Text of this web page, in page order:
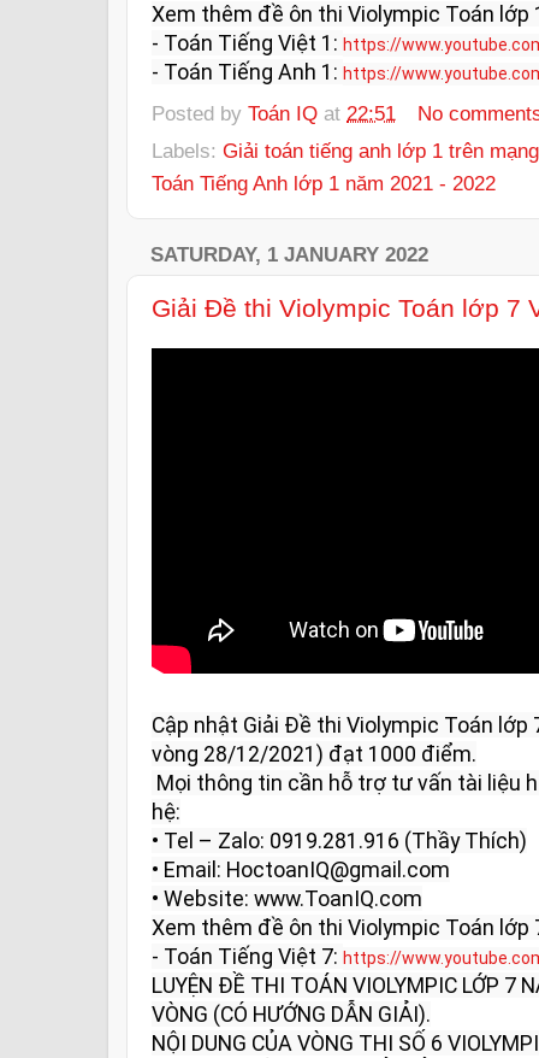
Xem thêm đề ôn thi Violympic Toán lớp
- Toán Tiếng Việt 1: https://
- Toán Tiếng Anh 1: https://
Posted by Toán IQ at 22:51
No
Labels: Giải toán tiếng anh lớp 1 trên mạng
Toán Tiếng Anh lớp 1 năm 2021 - 2022
SATURDAY, 1 JANUARY 2022
Giải Đề thi Violympic Toán lớp 7
Cập nhật Giải Đề thi Violympic Toán lớp
vòng 28/12/2021) đạt 1000 điểm.
hệ:
• Tel – Zalo: 0919.281.916 (Thầy Thích)
• Email: HoctoanIQ@gmail.com
• Website: www.ToanIQ.com
Xem thêm đề ôn thi Violympic Toán lớp
- Toán Tiếng Việt 7: https://
LUYỆN ĐỀ THI TOÁN VIOLYMPIC LỚP 7
VÒNG (CÓ HƯỚNG DẪN GIẢI).
NỘI DUNG CỦA VÒNG THI SỐ 6